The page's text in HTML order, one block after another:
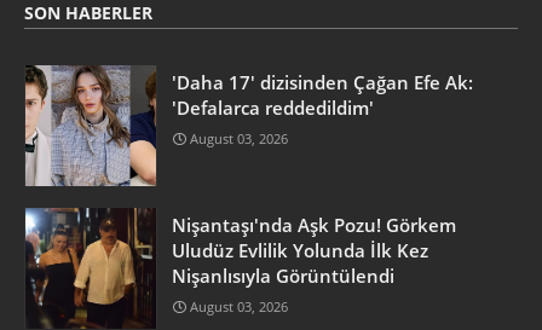
SON HABERLER
'Daha 17' dizisinden Çağan Efe Ak:
'Defalarca reddedildim'
August 03, 2026
Nişantaşı'nda Aşk Pozu! Görkem
Uludüz Evlilik Yolunda İlk Kez
Nişanlısıyla Görüntülendi
August 03, 2026